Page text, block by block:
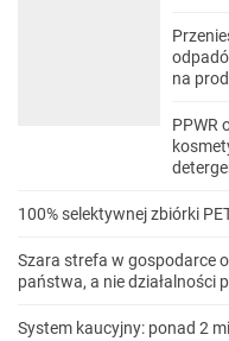
na
PPWR
100% selektywnej zbiórki
Szara strefa w gospodarce
państwa, a nie działalności
System kaucyjny: ponad 2